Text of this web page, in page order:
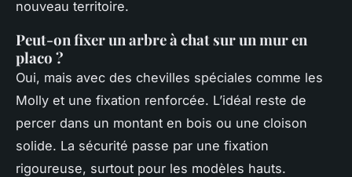
nouveau territoire.
Peut-on fixer un arbre à chat sur un mur en
placo ?
Oui, mais avec des chevilles spéciales comme les
Molly et une fixation renforcée. L’idéal reste de
percer dans un montant en bois ou une cloison
solide. La sécurité passe par une fixation
rigoureuse, surtout pour les modèles hauts.